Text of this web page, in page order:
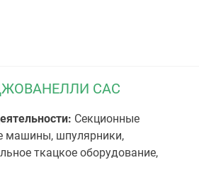
САС
Секционные
машины, шпулярники,
ткацкое оборудование,